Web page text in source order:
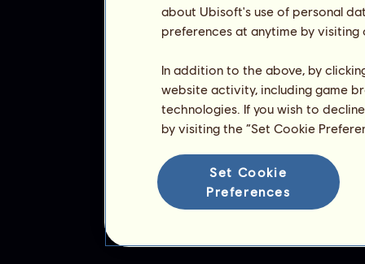
about Ubisoft's use of personal
preferences at anytime by
In addition to the above, by
website activity, including game
technologies. If you wish to
by visiting the “Set Cookie
Set Cookie
Preferences